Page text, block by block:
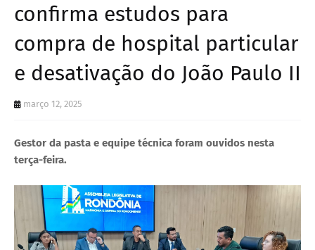
confirma estudos para
compra de hospital particular
e desativação do João Paulo II
março 12, 2025
Gestor da pasta e equipe técnica foram ouvidos nesta
terça-feira.